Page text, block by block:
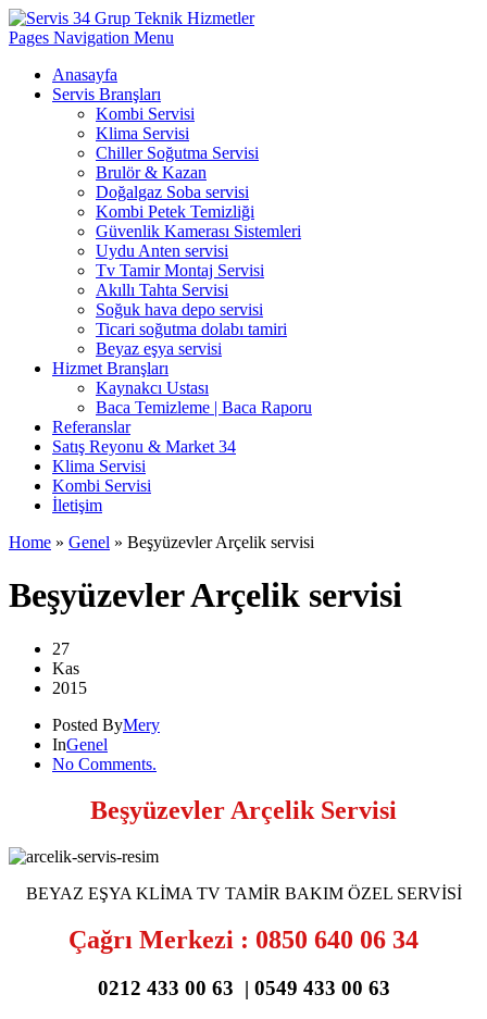
Pages Navigation Menu
Anasayfa
Servis Branşları
Kombi Servisi
Klima Servisi
Chiller Soğutma Servisi
Brulör & Kazan
Doğalgaz Soba servisi
Kombi Petek Temizliği
Güvenlik Kamerası Sistemleri
Uydu Anten servisi
Tv Tamir Montaj Servisi
Akıllı Tahta Servisi
Soğuk hava depo servisi
Ticari soğutma dolabı tamiri
Beyaz eşya servisi
Hizmet Branşları
Kaynakcı Ustası
Baca Temizleme | Baca Raporu
Referanslar
Satış Reyonu & Market 34
Klima Servisi
Kombi Servisi
İletişim
Home » Genel » Beşyüzevler Arçelik servisi
Beşyüzevler Arçelik servisi
27
Kas
2015
Posted ByMery
InGenel
No Comments.
Beşyüzevler Arçelik Servisi
BEYAZ EŞYA KLİMA TV TAMİR BAKIM ÖZEL SERVİSİ
Çağrı Merkezi : 0850 640 06 34
0212 433 00 63 | 0549 433 00 63